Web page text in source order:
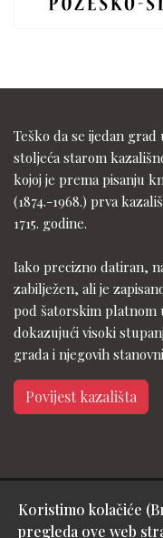
Teško da se ijedan
stoljeća starom
kojoj je prema pisanju
(1874.-1968.) prva
1715. godine.
Iako precizno datiran,
zabilježen, ali je
pod šatorskim platnom
dokazujući visoki
grada i njegovih
Povijest kazališta
Copyright © Gradsko
Medialive
Koristimo kolačiće
pregleda ove web